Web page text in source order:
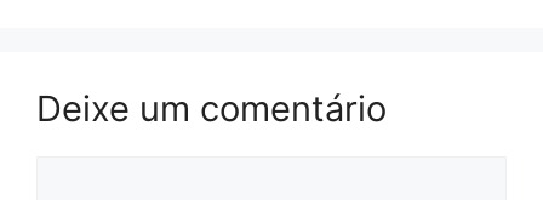
Deixe um comentário